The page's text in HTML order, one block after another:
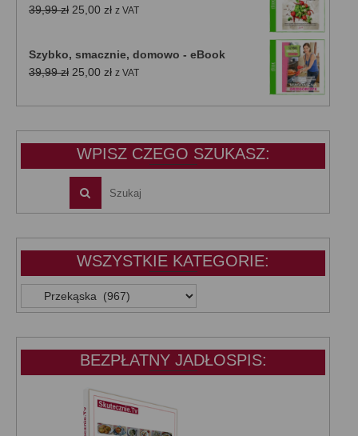
39,99zł Pierwotna
39,99 zł.
25,00 złAktualna
25,00 zł.
z VAT
Szybko, smacznie, domowo - eBook
39,99zł Pierwotna
wynosiła:
25,00 złAktualna
wynosi:
z VAT
WPISZ CZEGO SZUKASZ:
WSZYSTKIE KATEGORIE:
WSZYSTKIE
KATEGORIE:
BEZPŁATNY JADŁOSPIS: